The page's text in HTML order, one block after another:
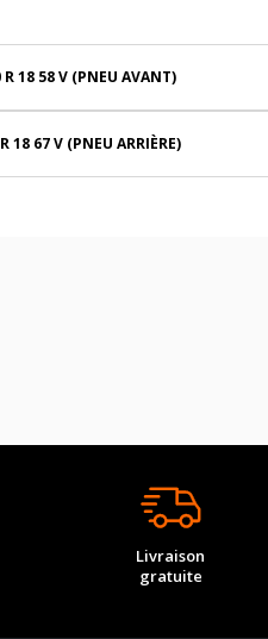
18 58 V (PNEU AVANT)
18 67 V (PNEU ARRIÈRE)
Livraison
gratuite